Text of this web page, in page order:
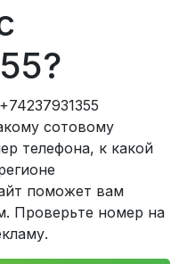
сотовому
телефона, к какой
поможет вам
Проверьте номер на